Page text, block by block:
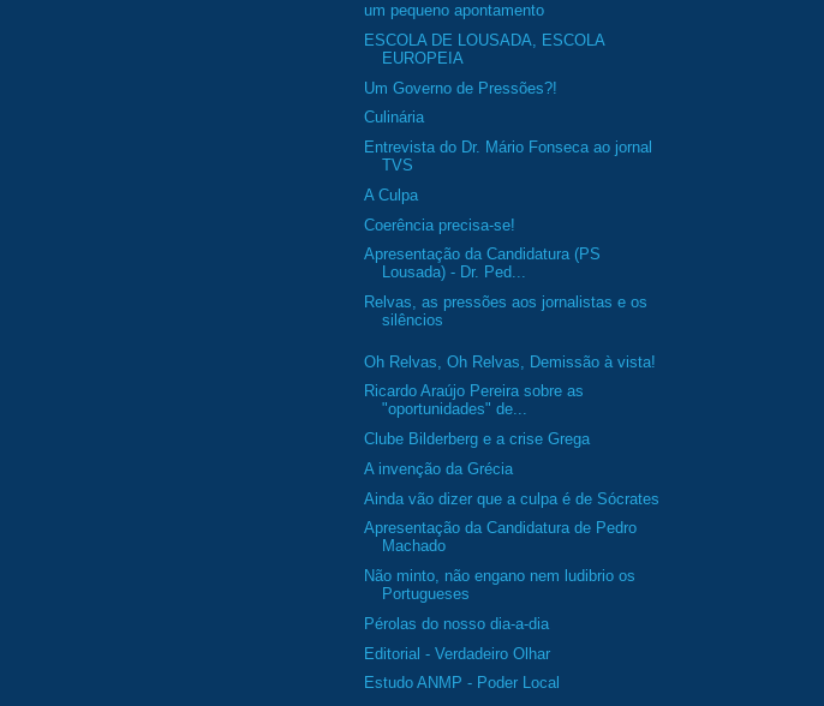
um pequeno apontamento
ESCOLA DE LOUSADA, ESCOLA
EUROPEIA
Um Governo de Pressões?!
Culinária
Entrevista do Dr. Mário Fonseca ao jornal
TVS
A Culpa
Coerência precisa-se!
Apresentação da Candidatura (PS
Lousada) - Dr. Ped...
Relvas, as pressões aos jornalistas e os
silêncios
Oh Relvas, Oh Relvas, Demissão à vista!
Ricardo Araújo Pereira sobre as
"oportunidades" de...
Clube Bilderberg e a crise Grega
A invenção da Grécia
Ainda vão dizer que a culpa é de Sócrates
Apresentação da Candidatura de Pedro
Machado
Não minto, não engano nem ludibrio os
Portugueses
Pérolas do nosso dia-a-dia
Editorial - Verdadeiro Olhar
Estudo ANMP - Poder Local